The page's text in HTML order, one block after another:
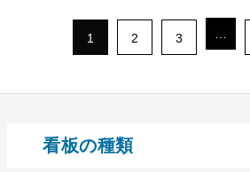
1 2 3 …
看板の種類